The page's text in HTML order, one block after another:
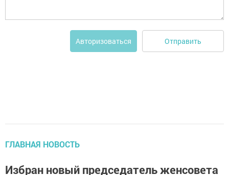
Авторизоваться Отправить
ГЛАВНАЯ НОВОСТЬ
Избран новый председатель женсовета